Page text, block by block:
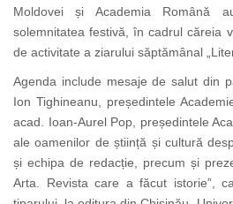
Moldovei și Academia Română
solemnitatea festivă, în cadrul căreia
de activitate a ziarului săptămânal
Agenda include mesaje de salut din
Ion Tighineanu, președintele
acad. Ioan-Aurel Pop, președintele
ale oamenilor de știință și cultură
și echipa de redacție, precum și
Arta. Revista care a făcut istorie”,